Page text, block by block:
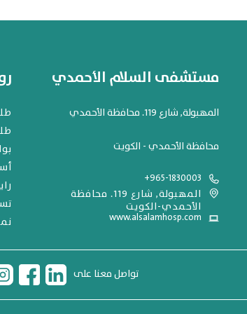
مستشفى السلام الأحمدي
المهبولة, شارع 119. محافظة الأحمدي
محافظة الأحمدي - الكويت
+965-1830003
المهبولة, شارع 119. محافظة
الأحمدي-الكويت
www.alsalamhosp.com
تواصل معنا على